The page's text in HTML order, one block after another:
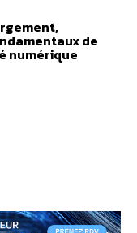
de
numérique